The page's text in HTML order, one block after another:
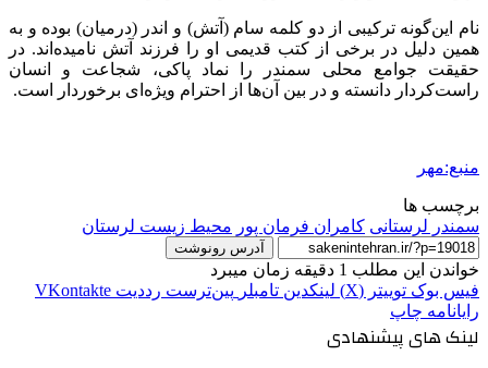
نام این‌گونه ترکیبی از دو کلمه سام (آتش) و اندر (درمیان) بوده و به
همین دلیل در برخی از کتب قدیمی او را فرزند آتش نامیده‌اند. در
حقیقت جوامع محلی سمندر را نماد پاکی، شجاعت و انسان
راست‌کردار دانسته و در بین آن‌ها از احترام ویژه‌ای برخوردار است.
منبع:مهر
برچسب ها
سمندر لرستانی کامران فرمان پور محیط زیست لرستان
آدرس رونوشت
خواندن این مطلب 1 دقیقه زمان میبرد
فیس بوک توییتر (X) لینکدین ‫تامبلر ‫پین‌ترست ‫رددیت ‫VKontakte
رایانامه چاپ
لینک های پیشنهادی